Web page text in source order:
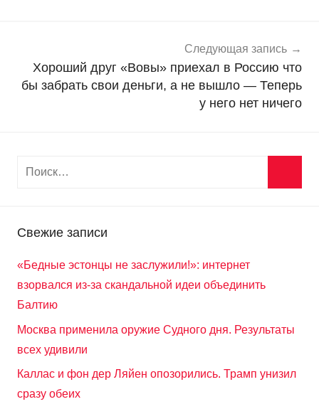
Следующая запись
Хороший друг «Вовы» приехал в Россию что
бы забрать свои деньги, а не вышло — Теперь
у него нет ничего
Свежие записи
«Бедные эстонцы не заслужили!»: интернет
взорвался из-за скандальной идеи объединить
Балтию
Москва применила оружие Судного дня. Результаты
всех удивили
Каллас и фон дер Ляйен опозорились. Трамп унизил
сразу обеих